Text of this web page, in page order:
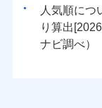
人気順につ
り算出[
ナビ調べ）